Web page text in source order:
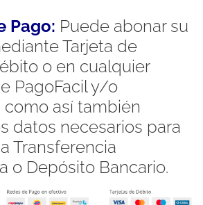
Pago: Puede abonar su
Tarjeta de
o en cualquier
PagoFacil y/o
como así también
datos necesarios para
Transferencia
o Depósito Bancario.